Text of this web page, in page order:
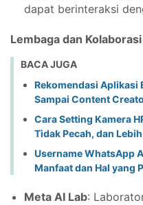
dapat berinteraksi
Lembaga dan Kolaborasi
BACA JUGA
Rekomendasi Aplikasi
Sampai Content
Cara Setting Kamera
Tidak Pecah, dan
Username WhatsApp
Manfaat dan Hal yang
Meta AI Lab: